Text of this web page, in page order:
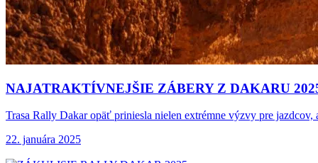
NAJATRAKTÍVNEJŠIE ZÁBERY Z DAKARU
Trasa Rally Dakar opäť priniesla nielen extrémne výzvy pre
22. januára 2025